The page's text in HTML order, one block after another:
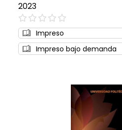
2023
0%
Impreso
Impreso bajo demanda